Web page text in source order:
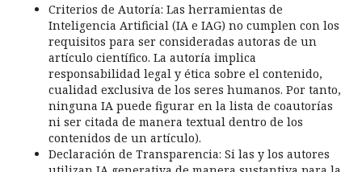
Criterios de Autoría: Las herramientas de
Inteligencia Artificial (IA e IAG) no cumplen con los
requisitos para ser consideradas autoras de un
artículo científico. La autoría implica
responsabilidad legal y ética sobre el contenido,
cualidad exclusiva de los seres humanos. Por tanto,
ninguna IA puede figurar en la lista de coautorías
ni ser citada de manera textual dentro de los
contenidos de un artículo).
Declaración de Transparencia: Si las y los autores